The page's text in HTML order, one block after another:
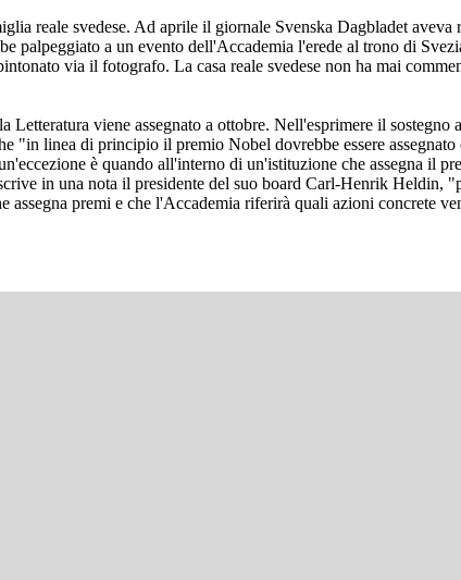
reale svedese. Ad aprile il giornale Svenska Dagbladet
palpeggiato a un evento dell'Accademia l'erede al trono di
via il fotografo. La casa reale svedese non ha mai
viene assegnato a ottobre. Nell'esprimere il sostegno
linea di principio il premio Nobel dovrebbe essere
è quando all'interno di un'istituzione che assegna il
in una nota il presidente del suo board Carl-Henrik Heldin,
premi e che l'Accademia riferirà quali azioni concrete